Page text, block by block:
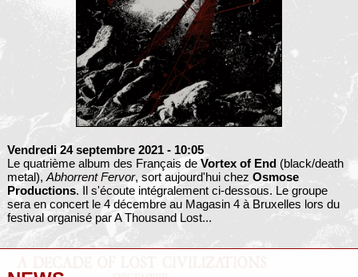
Vendredi 24 septembre 2021 - 10:05
Le quatrième album des Français de Vortex of End(black/death
metal), Abhorrent Fervor, sort aujourd'hui chez Osmose
Productions. Il s'écoute intégralement ci-dessous. Le groupe
sera en concert le 4 décembre au Magasin 4 à Bruxelles lors du
festival organisé par A Thousand Lost...